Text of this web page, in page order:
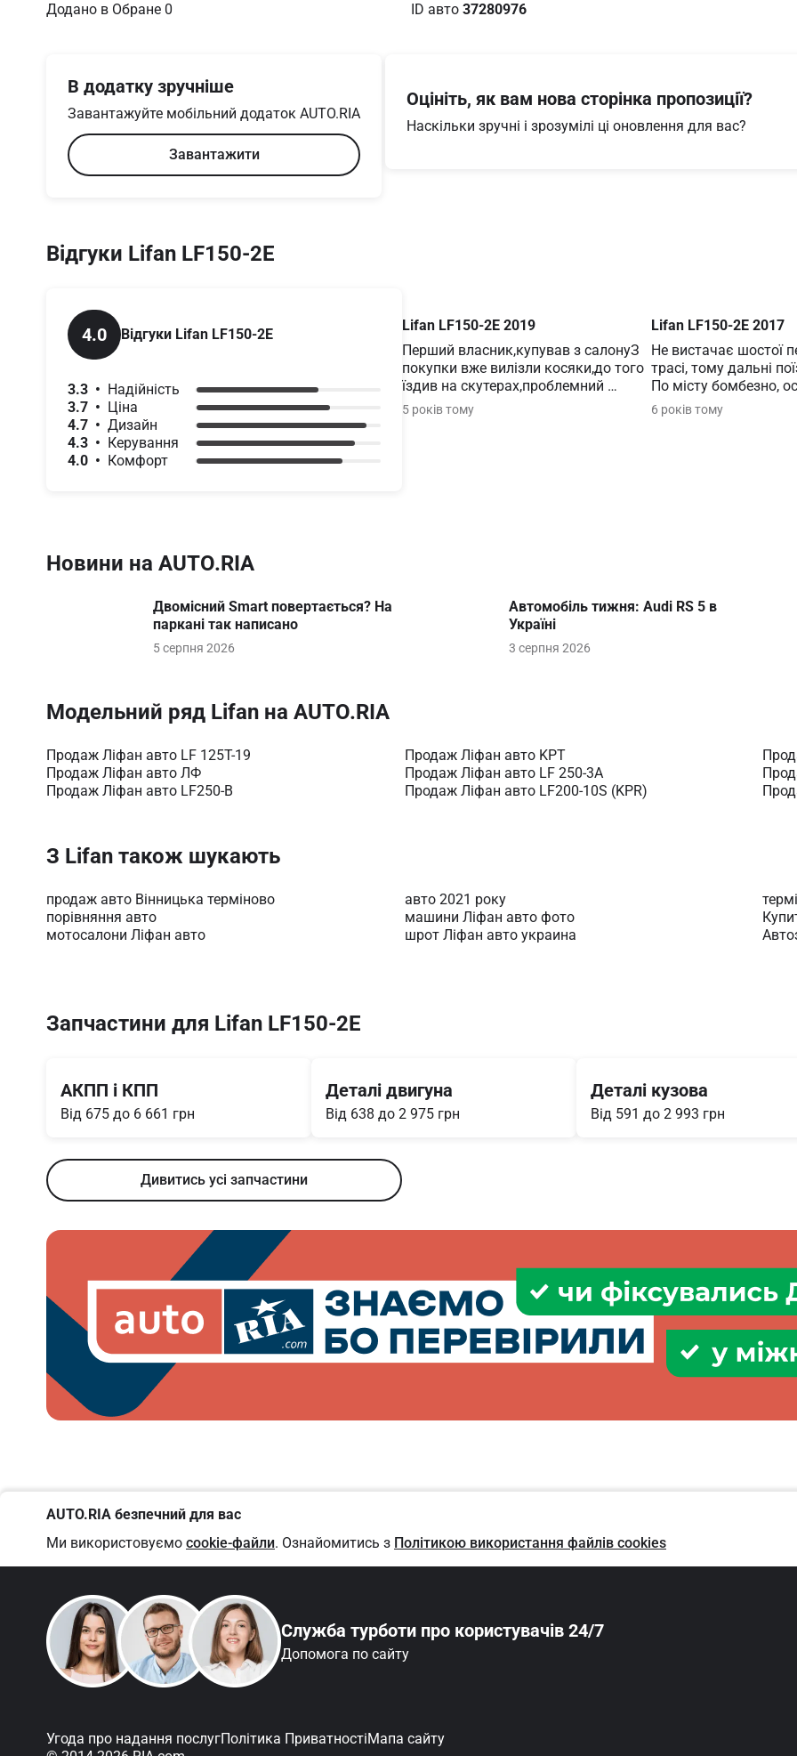
Додано в Обране 0 ID авто 37280976
В додатку зручніше
Завантажуйте мобільний додаток AUTO.RIA
Завантажити
Оцініть, як вам нова сторінка пропозиції?
Наскільки зручні і зрозумілі ці оновлення для вас?
Відгуки Lifan LF150-2E
4.0 Відгуки Lifan LF150-2E
3.3  • Надійність
3.7  •
Ціна
4.7  • Дизайн
4.3  •
Керування
4.0  •
Комфорт
Lifan LF150-2E 2019
Перший власник,купував з салонуЗ
покупки вже вилізли косяки,до того
їздив на скутерах,проблемний
запуск,зранку тільки з
підсосом,пробл...
5 років тому
Lifan LF150-2E 2017
Не вистачає шостої
трасі, тому дальні
По місту бомбезно,
світлофорах, мот
З...
6 років тому
1
of
3
Новини на AUTO.RIA
Двомісний Smart повертається? На
паркані так написано
5 серпня 2026
Автомобіль тижня: Audi RS 5 в
Україні
3 серпня 2026
Модельний ряд Lifan на AUTO.RIA
Продаж Ліфан авто LF 125T-19 Продаж Ліфан авто KPT
Продаж Ліфан авто ЛФ
Продаж Ліфан авто LF 250-3A
Продаж Ліфан авто LF250-B
Продаж Ліфан авто LF200-10S (KPR)
З Lifan також шукають
продаж авто Вінницька терміново авто 2021 року
порівняння авто
машини Ліфан авто фото
мотосалони Ліфан авто
шрот Ліфан авто украина
Запчастини для Lifan LF150-2E
АКПП і КПП
Від 675 до 6 661 грн
Деталі двигуна
Від 638 до 2 975 грн
Деталі кузова
Від 591 до 2 993 грн
Дивитись усі запчастини
AUTO.RIA безпечний для вас
Ми використовуємо cookie-файли. Ознайомитись з Політикою використання файлів cookies
Служба турботи про користувачів 24/7
Допомога по сайту
Угода про надання послугПолітика ПриватностіМапа сайту